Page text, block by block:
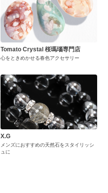
Tomato Crystal 桜瑪瑙専門店
心をときめかせる春色アクセサリー
X.G
メンズにおすすめの天然石をスタイリッシ
ュに